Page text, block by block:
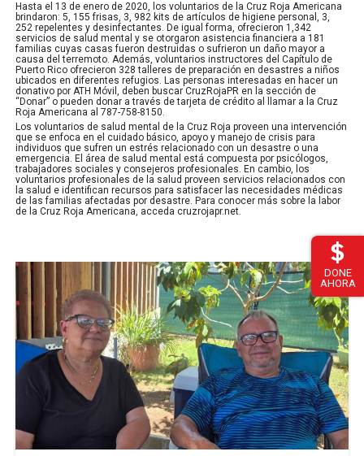
DONE
AHORA
Hasta el 13 de enero de 2020, los voluntarios de la Cruz Roja Americana
brindaron: 5, 155 frisas, 3, 982 kits de artículos de higiene personal, 3,
252 repelentes y desinfectantes. De igual forma, ofrecieron 1,342
servicios de salud mental y se otorgaron asistencia financiera a 181
familias cuyas casas fueron destruidas o sufrieron un daño mayor a
causa del terremoto. Además, voluntarios instructores del Capítulo de
Puerto Rico ofrecieron 328 talleres de preparación en desastres a niños
ubicados en diferentes refugios. Las personas interesadas en hacer un
donativo por ATH Móvil, deben buscar CruzRojaPR en la sección de
“Donar” o pueden donar a través de tarjeta de crédito al llamar a la Cruz
Roja Americana al 787-758-8150.
Los voluntarios de salud mental de la Cruz Roja proveen una intervención
que se enfoca en el cuidado básico, apoyo y manejo de crisis para
individuos que sufren un estrés relacionado con un desastre o una
emergencia. El área de salud mental está compuesta por psicólogos,
trabajadores sociales y consejeros profesionales. En cambio, los
voluntarios profesionales de la salud proveen servicios relacionados con
la salud e identifican recursos para satisfacer las necesidades médicas
de las familias afectadas por desastre. Para conocer más sobre la labor
de la Cruz Roja Americana, acceda cruzrojapr.net.